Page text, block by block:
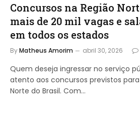
Concursos na Região
mais de 20 mil vagas e
em todos os estados
ByMatheus Amorim abril 30, 2026
Quem deseja ingressar no serviço
atento aos concursos previstos para
Norte do Brasil. Com…